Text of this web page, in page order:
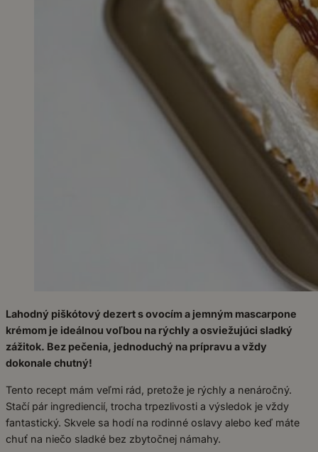
Lahodný piškótový dezert s ovocím a jemným mascarpone
krémom je ideálnou voľbou na rýchly a osviežujúci sladký
zážitok. Bez pečenia, jednoduchý na prípravu a vždy
dokonale chutný!
Tento recept mám veľmi rád, pretože je rýchly a nenáročný.
Stačí pár ingrediencií, trocha trpezlivosti a výsledok je vždy
fantastický. Skvele sa hodí na rodinné oslavy alebo keď máte
chuť na niečo sladké bez zbytočnej námahy.